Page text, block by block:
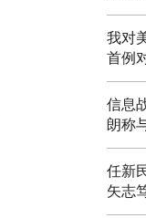
我对
首例
信息
朗称
任新
矢志